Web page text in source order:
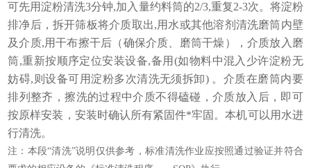
可先用淀粉清洗3分钟,加入量约料筒的2/3,重复2-3次。将淀粉
排净后，拆开筛板将介质取出,用水或其他溶剂清洗磨筒内壁
及介质,用干布擦干后（确保介质、磨筒干燥），介质放入磨
筒,重新按顺序定位安装设备,备用(如物料中混入少许淀粉无
妨碍,则设备可用淀粉多次清洗无须拆卸) 。介质在磨筒内要
排列整齐，擦洗的过程中介质不得磕碰，介质放入后，即可
按原样安装，安装时确认所有紧固件*牢固。本机可以用水进
行清洗。
注：本段“清洗”说明仅供参考，标准清洗作业应按照通过验证并符合